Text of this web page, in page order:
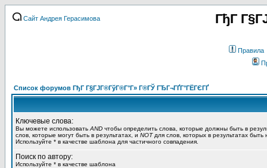
Сайт Андрея Герасимова ГђГ
Правила
Список форумов ГђГ Г§ГЈГ®ГўГ®Г°Г» Г®ГЎ ГЂГ¬ГҐГ°ГЁГЄГҐ
Ключевые слова:
Вы можете использовать AND чтобы определить слова, которые должны быть в
слов, которые могут быть в результатах, и NOTдля слов, которых в результатах
Используйте * в качестве шаблона для частичного совпадения.
Поиск по автору:
Используйте * в качестве шаблона